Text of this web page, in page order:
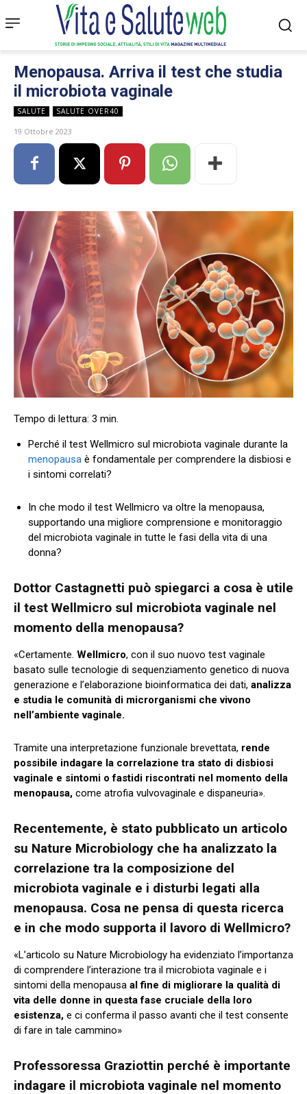
Menopausa. Arriva il test che studia
il microbiota vaginale
SALUTE SALUTE OVER40
19 Ottobre 2023
Perché il test Wellmicro sul microbiota vaginale durante la
menopausa è fondamentale per comprendere la disbiosi e
i sintomi correlati?
In che modo il test Wellmicro va oltre la menopausa,
supportando una migliore comprensione e monitoraggio
del microbiota vaginale in tutte le fasi della vita di una
donna?
Dottor Castagnetti può spiegarci a cosa è utile
il test Wellmicro sul microbiota vaginale nel
momento della menopausa?
«Certamente. Wellmicro, con il suo nuovo test vaginale
basato sulle tecnologie di sequenziamento genetico di nuova
generazione e l’elaborazione bioinformatica dei dati, analizza
e studia le comunità di microrganismi che vivono
nell’ambiente vaginale.
Tramite una interpretazione funzionale brevettata, rende
possibile indagare la correlazione tra stato di disbiosi
vaginale e sintomi o fastidi riscontrati nel momento della
menopausa, come atrofia vulvovaginale e dispaneuria».
Recentemente, è stato pubblicato un articolo
su Nature Microbiology che ha analizzato la
correlazione tra la composizione del
microbiota vaginale e i disturbi legati alla
menopausa. Cosa ne pensa di questa ricerca
e in che modo supporta il lavoro di Wellmicro?
«L’articolo su Nature Microbiology ha evidenziato l’importanza
di comprendere l’interazione tra il microbiota vaginale e i
sintomi della menopausa al fine di migliorare la qualità di
vita delle donne in questa fase cruciale della loro
esistenza, e ci conferma il passo avanti che il test consente
di fare in tale cammino»
Professoressa Graziottin perché è importante
indagare il microbiota vaginale nel momento